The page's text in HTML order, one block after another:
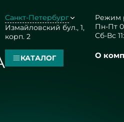
Санкт-Петербург
Измайловский бул., 1,
корп. 2
Режим
Пн-Пт
Сб-Вс
КАТАЛОГ О